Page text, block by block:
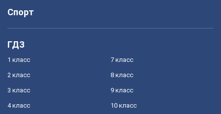
Спорт
ГДЗ
1 класс
2 класс
3 класс
4 класс
7 класс
8 класс
9 класс
10 класс